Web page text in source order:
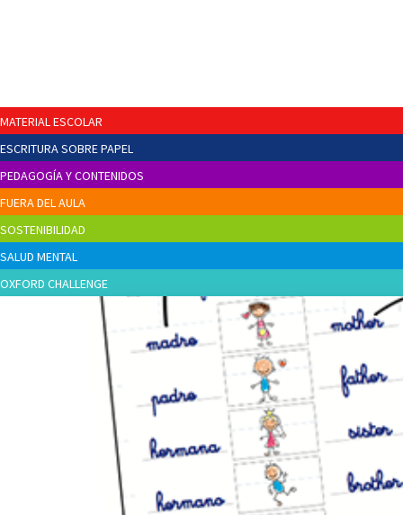
MATERIAL ESCOLAR
ESCRITURA SOBRE PAPEL
PEDAGOGÍA Y CONTENIDOS
FUERA DEL AULA
SOSTENIBILIDAD
SALUD MENTAL
OXFORD CHALLENGE